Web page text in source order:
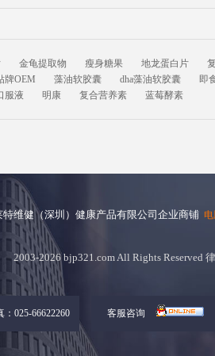
金龟提取物 瘦身糖果 地龙蛋白片
牌OEM 藻油软胶囊 dha藻油软胶囊 即
服液 明康 复合营养素 蓝莓酵素
特维健（深圳）健康产品有限公司企业商铺
2003-2026 bjp321.com All Rights Reserved
：025-66622260 客服咨询